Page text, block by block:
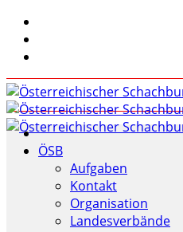
ÖSB
Aufgaben
Kontakt
Organisation
Landesverbände